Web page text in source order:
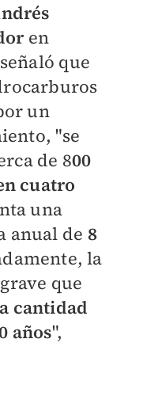
en
que
un
"se
de 800
cuatro
una
anual de 8
la
que
cantidad
años",